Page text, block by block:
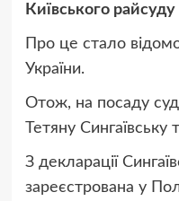
Київського
Про це стало
України.
Отож, на посаду
Тетяну Сингаївську
З декларації
зареєстрована у